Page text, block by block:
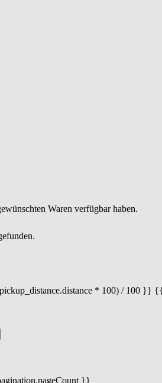
Waren verfügbar haben.
* 100) / 100 }}
}}